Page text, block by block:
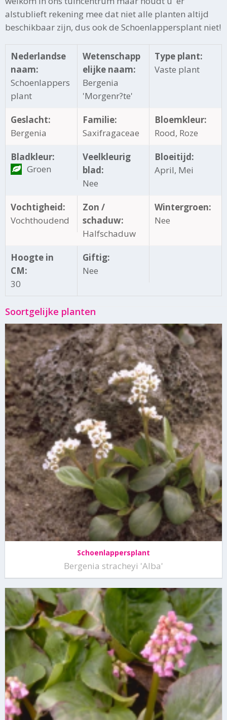
alstublieft rekening mee dat niet alle planten altijd
beschikbaar zijn, dus ook de Schoenlappersplant niet!
Nederlandse
naam:
Schoenlappers
plant
Wetenschapp
elijke naam:
Bergenia
'Morgenr?te'
Type plant:
Vaste plant
Geslacht:
Bergenia
Familie:
Saxifragaceae
Bloemkleur:
Rood, Roze
Bladkleur:
Groen
Veelkleurig
blad:
Nee
Bloeitijd:
April, Mei
Vochtigheid:
Vochthoudend
Zon /
schaduw:
Halfschaduw
Wintergroen:
Nee
Hoogte in
CM:
30
Giftig:
Nee
Soortgelijke planten
Schoenlappersplant
Bergenia stracheyi 'Alba'